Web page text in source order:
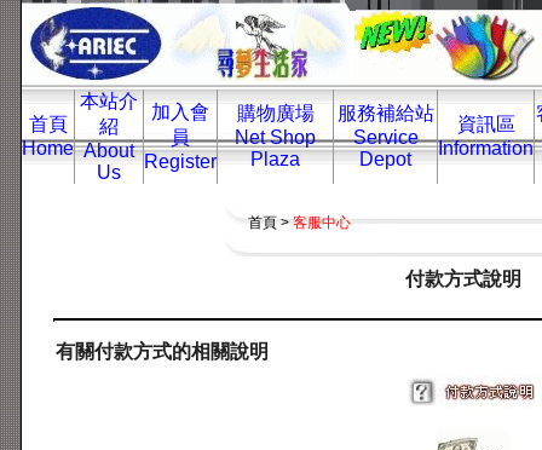
首頁
Home
本站介
紹
About
Us
加入會
員
Register
購物廣場
Net Shop
Plaza
服務補給站
Service
Depot
資訊區
Information
首頁 > 客服中心
付款方式說明
有關付款方式的相關說明